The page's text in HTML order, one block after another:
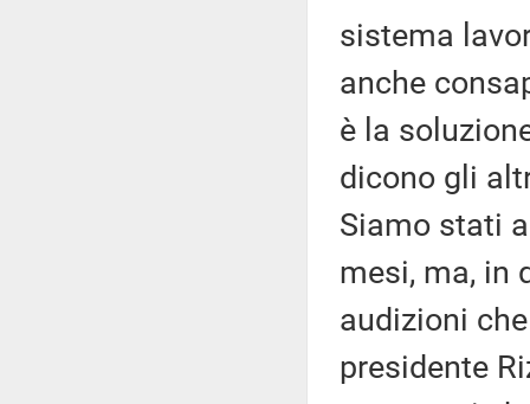
sistema
anche
è la
dicono gli
Siamo stati
mesi, ma, in
audizioni
presidente